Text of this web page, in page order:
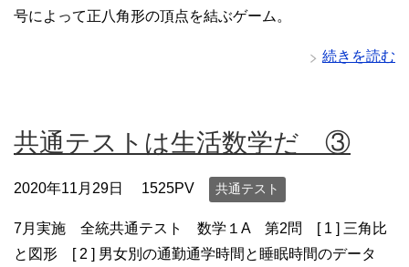
号によって正八角形の頂点を結ぶゲーム。
続きを読む
共通テストは生活数学だ ③
2020年11月29日 1525PV 共通テスト
7月実施 全統共通テスト 数学１A 第2問 [ 1 ] 三角比
と図形 [ 2 ] 男女別の通勤通学時間と睡眠時間のデータ